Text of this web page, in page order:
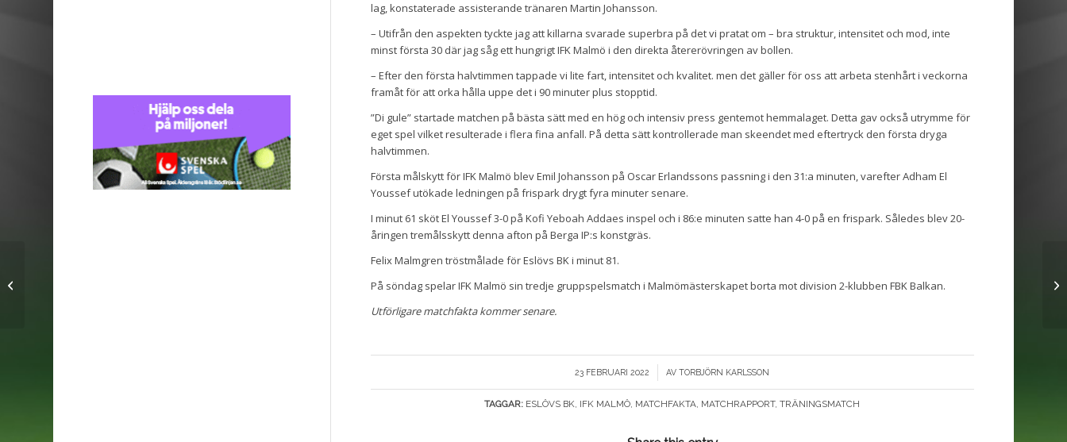
lag, konstaterade assisterande tränaren Martin Johansson.
– Utifrån den aspekten tyckte jag att killarna svarade superbra på det vi pratat om – bra struktur, intensitet och mod, inte
minst första 30 där jag såg ett hungrigt IFK Malmö i den direkta återerövringen av bollen.
– Efter den första halvtimmen tappade vi lite fart, intensitet och kvalitet. men det gäller för oss att arbeta stenhårt i veckorna
framåt för att orka hålla uppe det i 90 minuter plus stopptid.
”Di gule” startade matchen på bästa sätt med en hög och intensiv press gentemot hemmalaget. Detta gav också utrymme för
eget spel vilket resulterade i flera fina anfall. På detta sätt kontrollerade man skeendet med eftertryck den första dryga
halvtimmen.
Första målskytt för IFK Malmö blev Emil Johansson på Oscar Erlandssons passning i den 31:a minuten, varefter Adham El
Youssef utökade ledningen på frispark drygt fyra minuter senare.
I minut 61 sköt El Youssef 3-0 på Kofi Yeboah Addaes inspel och i 86:e minuten satte han 4-0 på en frispark. Således blev 20-
åringen tremålsskytt denna afton på Berga IP:s konstgräs.
Felix Malmgren tröstmålade för Eslövs BK i minut 81.
På söndag spelar IFK Malmö sin tredje gruppspelsmatch i Malmömästerskapet borta mot division 2-klubben FBK Balkan.
Utförligare matchfakta kommer senare.
23 FEBRUARI 2022
/ AVTORBJÖRN KARLSSON
TAGGAR: ESLÖVS BK IFK MALMÖ MATCHFAKTA MATCHRAPPORT,TRÄNINGSMATCH